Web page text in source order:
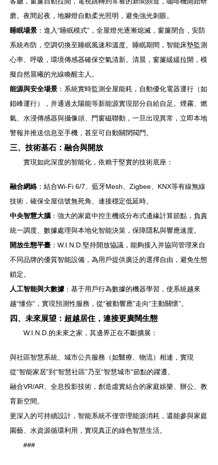
磨。夜間起夜，地腳燈自動柔光照明，避免強光刺眼。
睡眠場景 ：進入“睡眠模式”，全屋燈光逐漸熄滅，窗簾閉合，安防
系統布防，空調切換至睡眠風速和溫度。睡眠期間，智能床墊監測
心率、呼吸，環境傳感器確保空氣清新。清晨，窗簾緩緩拉開，模
擬自然晨曦的光線喚醒主人。
能源與安全場景 ：系統實時監測全屋能耗，自動優化電器運行（如
錯峰運行），并通過太陽能等新能源實現部分自給自足。煙霧、燃
氣、水浸傳感器與攝像頭、門窗磁聯動，一旦出現異常，立即本地
警報并推送信息至手機，甚至可自動關閉閥門。
三、技術基石：融合與開放
實現如此深度的智能化，依賴于堅實的技術底座：
融合網絡：結合Wi-Fi 6/7、藍牙Mesh、Zigbee、KNX等有線無線
技術，確保全屋信號無死角、連接穩定低延時。
中央智慧大腦 ：強大的家庭中控主機或分布式邊緣計算節點，負責
統一調度、數據處理與本地化智能決策，保障隱私與響應速度。
開放生態平臺 ：W.I.N.D.堅持開放協議，能夠接入并協同管理來自
不同品牌的優質智能設備，為用戶提供廣泛的選擇自由，避免生態
鎖定。
人工智能與大數據 ：基于用戶行為數據的機器學習，使系統越來
越“懂你”，實現預測性服務，從“被動響應”走向“主動關懷”。
四、未來展望：超越居住，連接更廣闊生態
W.I.N.D.的未來之家，其邊界正在不斷擴展：
與社區智慧系統、城市公共服務（如醫療、物流）相連，實現
從“智能家居”到“智慧社區”乃至“智慧城市”節點的躍遷。
融合VR/AR、全息投影技術，創造虛實結合的家庭娛樂、辦公、教
育新空間。
更深入的可持續設計，智能系統不僅管理能源消耗，還能參與家庭
園藝、水資源循環利用，實現真正的綠色智慧生活。
###